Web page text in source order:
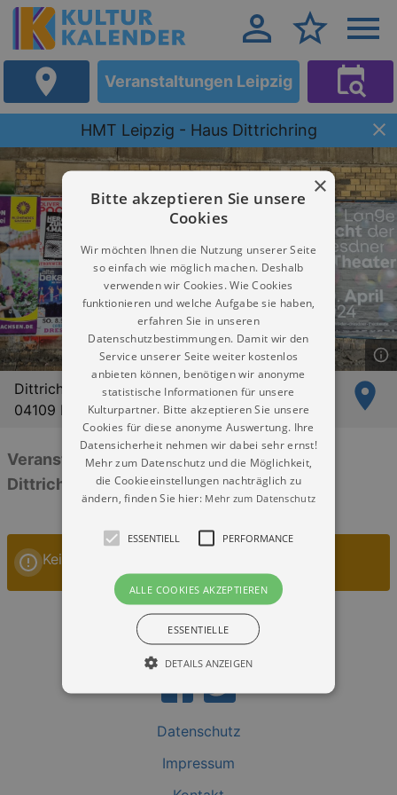
Veranstaltungen Leipzig
HMT Leipzig - Haus Dittrichring
Dittrichring 21
04109 Leipzig
Veranstaltungen: „HMT Leipzig - Haus
Dittrichring“
Keine Veranstaltungen
Datenschutz
Impressum
×
Bitte akzeptieren Sie unsere
Cookies
Wir möchten Ihnen die Nutzung unserer Seite
so einfach wie möglich machen. Deshalb
verwenden wir Cookies. Wie Cookies
funktionieren und welche Aufgabe sie haben,
erfahren Sie in unseren
Datenschutzbestimmungen. Damit wir den
Service unserer Seite weiter kostenlos
anbieten können, benötigen wir anonyme
statistische Informationen für unsere
Kulturpartner. Bitte akzeptieren Sie unsere
Cookies für diese anonyme Auswertung. Ihre
Datensicherheit nehmen wir dabei sehr ernst!
Mehr zum Datenschutz und die Möglichkeit,
die Cookieeinstellungen nachträglich zu
ändern, finden Sie hier: Mehr zum Datenschutz
ESSENTIELL PERFORMANCE
ALLE COOKIES AKZEPTIEREN
ESSENTIELLE
DETAILS ANZEIGEN
Essentiell Performance
Essentielle Cookies werden für die
gebraucht. Zum Beispiel für das Login in Ihren